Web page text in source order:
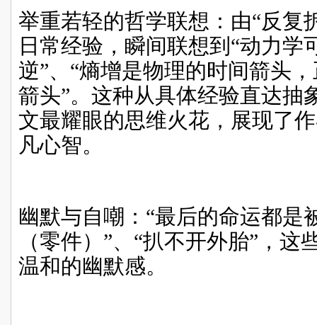
举重若轻的哲学联想：由“反复
日常经验，瞬间联想到“动力学
逆”、“熵增是物理的时间箭头
箭头”。这种从具体经验直达抽
文最耀眼的思维火花，展现了
凡心智。
幽默与自嘲：“最后的命运都是
（零件）”、“扒不开外胎”，
温和的幽默感。